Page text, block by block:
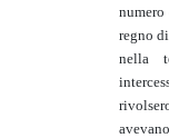
regno
nella